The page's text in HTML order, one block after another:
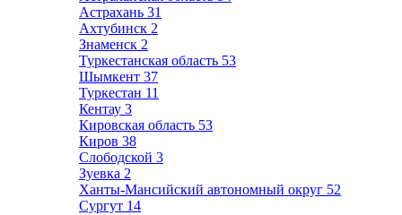
Астрахань 31
Ахтубинск 2
Знаменск 2
Туркестанская область 53
Шымкент 37
Туркестан 11
Кентау 3
Кировская область 53
Киров 38
Слободской 3
Зуевка 2
Ханты-Мансийский автономный округ 52
Сургут 14